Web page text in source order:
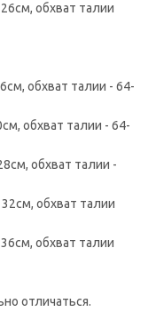
обхват талии
обхват талии - 64-
обхват талии - 64-
обхват талии -
обхват талии
обхват талии
отличаться.